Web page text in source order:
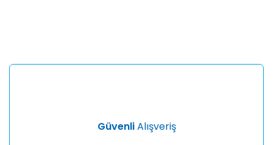
Yorum Yaz
Ürün fiyatı diğer sitelerden daha pahalı.
GüvenliAlışveriş